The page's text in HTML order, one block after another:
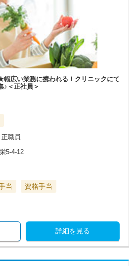
幅広い業務に携われる！クリニックにて
♪＜正社員＞
職員
5-4-12
当
資格手当
詳細を見る